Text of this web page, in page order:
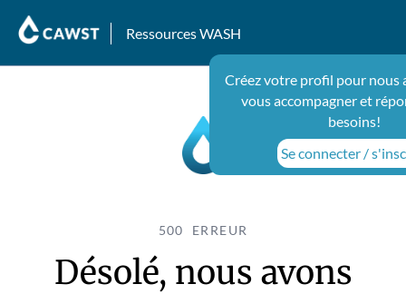
Ressources WASH
Créez votre profil pour nous
vous accompagner et
besoins!
Se connecter /
500 ERREUR
Désolé, nous avons